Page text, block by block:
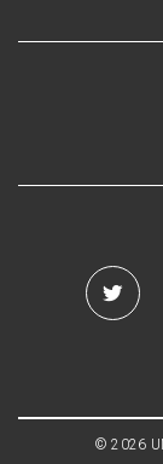
© 2026